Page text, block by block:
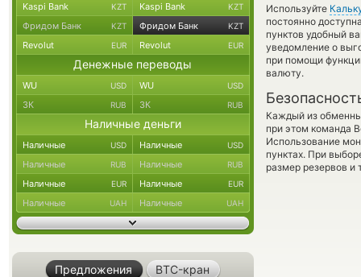
Используйте
постоянно
пунктов удобный
уведомление о
при помощи
валюту.
Каждый из
при этом команда
Использование
пунктах. При
размер резервов и
Kaspi Bank KZT Kaspi Bank KZT
Фридом Банк KZT Фридом Банк KZT
Revolut EUR Revolut EUR
Денежные переводы
WU USD WU USD
ЗК RUB ЗК RUB
Наличные деньги
Наличные USD Наличные USD
Наличные RUB Наличные RUB
Наличные EUR Наличные EUR
Наличные UAH Наличные UAH
Предложения BTC-кран